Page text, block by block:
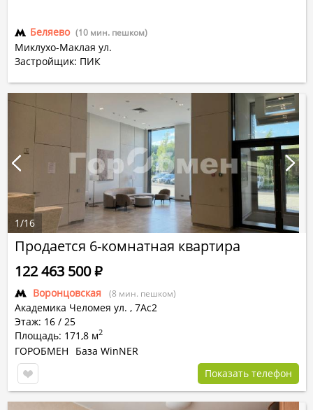
Беляево (10 мин. пешком)
Миклухо-Маклая ул.
Застройщик: ПИК
Продается 6-комнатная квартира
Воронцовская (8 мин. пешком)
Академика Челомея ул. , 7Ас2
Этаж: 16 / 25
Площадь: 171,8 м2
122 463 500Р
ГОРОБМЕН
База WinNER
Показать телефон
1/16